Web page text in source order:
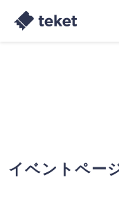
イベントペー